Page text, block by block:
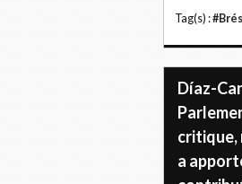
Tag(s) :
Díaz-
critique,
a